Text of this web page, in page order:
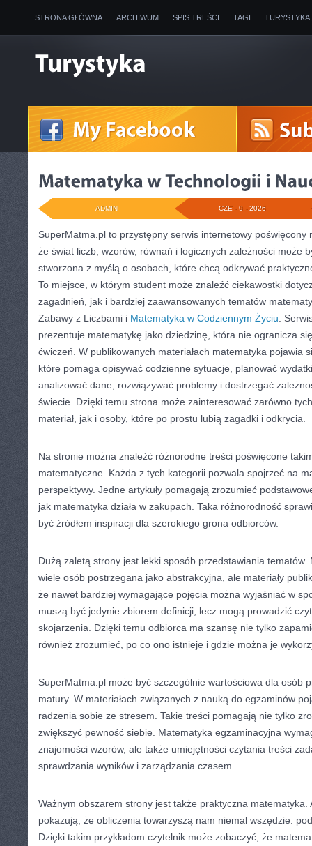
STRONA GŁÓWNA ARCHIWUM SPIS TREŚCI TAGI
CZE - 9 - 2026
ADMIN
SuperMatma.pl to przystępny serwis internetowy poświęcony
że świat liczb, wzorów, równań i logicznych zależności może
stworzona z myślą o osobach, które chcą odkrywać
To miejsce, w którym student może znaleźć ciekawostki
zagadnień, jak i bardziej zaawansowanych tematów
Zabawy z Liczbami i Matematyka w Codziennym Życiu .
prezentuje matematykę jako dziedzinę, która nie ogranicza
ćwiczeń. W publikowanych materiałach matematyka pojawia
które pomaga opisywać codzienne sytuacje, planować
analizować dane, rozwiązywać problemy i dostrzegać
świecie. Dzięki temu strona może zainteresować zarówno
materiał, jak i osoby, które po prostu lubią zagadki i odkrycia.
Na stronie można znaleźć różnorodne treści poświęcone
matematyczne. Każda z tych kategorii pozwala spojrzeć na
perspektywy. Jedne artykuły pomagają zrozumieć
jak matematyka działa w zakupach. Taka różnorodność
być źródłem inspiracji dla szerokiego grona odbiorców.
Dużą zaletą strony jest lekki sposób przedstawiania
wiele osób postrzegana jako abstrakcyjna, ale materiały
że nawet bardziej wymagające pojęcia można wyjaśniać w
muszą być jedynie zbiorem definicji, lecz mogą prowadzić
skojarzenia. Dzięki temu odbiorca ma szansę nie tylko
również zrozumieć, po co ono istnieje i gdzie można je
SuperMatma.pl może być szczególnie wartościowa dla osób
matury. W materiałach związanych z nauką do egzaminów
radzenia sobie ze stresem. Takie treści pomagają nie tylko
zwiększyć pewność siebie. Matematyka egzaminacyjna
znajomości wzorów, ale także umiejętności czytania treści
sprawdzania wyników i zarządzania czasem.
Ważnym obszarem strony jest także praktyczna matematyka.
pokazują, że obliczenia towarzyszą nam niemal wszędzie:
Dzięki takim przykładom czytelnik może zobaczyć, że